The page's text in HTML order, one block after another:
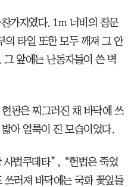
가지였다. 1m 너비의 창문
의 타일 또한 모두 깨져 그 안
앞에는 난동자들이 쓴 벽
판은 찌그러진 채 바닥에 쓰
아 얼룩이 진 모습이었다.
사법쿠데타”, “헌법은 죽었
러져 바닥에는 국화 꽃잎들